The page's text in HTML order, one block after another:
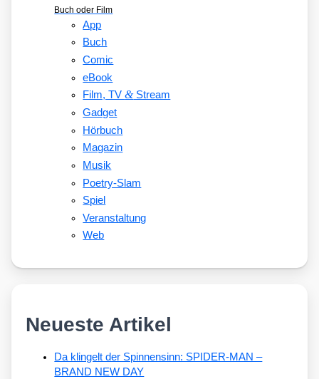
Buch oder Film
App
Buch
Comic
eBook
Film, TV&Stream
Gadget
Hörbuch
Magazin
Musik
Poetry-Slam
Spiel
Veranstaltung
Web
Neueste Artikel
Da klingelt der Spinnensinn: SPIDER-MAN –
BRAND NEW DAY